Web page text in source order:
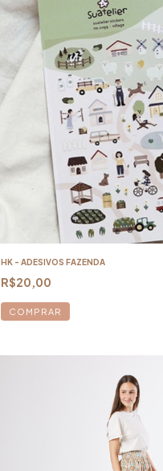
HK - ADESIVOS FAZENDA
R$20,00